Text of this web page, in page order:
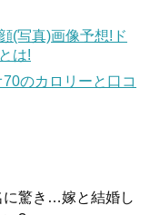
(写真)画像予想!ド
は!
のカロリーと口コ
に驚き…嫁と結婚し